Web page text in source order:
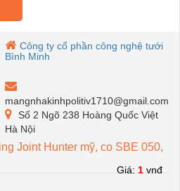
Công ty cổ phần công nghệ tưới
Bình Minh
mangnhakinhpolitiv1710@gmail.com
Số 2 Ngõ 238 Hoàng Quốc Việt
Hà Nội
Joint Hunter mỹ, co SBE 050,
Giá:1vnđ